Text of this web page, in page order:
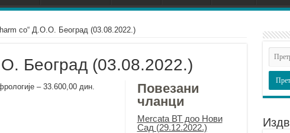
co“ Д.О.О. Београд (03.08.2022.)
Београд (03.08.2022.)
Повезани
чланци
Mercata ВТ доо Нови
Сад (29.12.2022.)
– 33.600,00 дин.